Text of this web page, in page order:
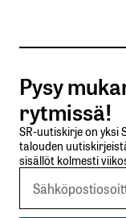
Tilaa
Lähetä
Pysy
rytmissä!
SR-uutiskirje on yksi
talouden
sisällöt kolmesti